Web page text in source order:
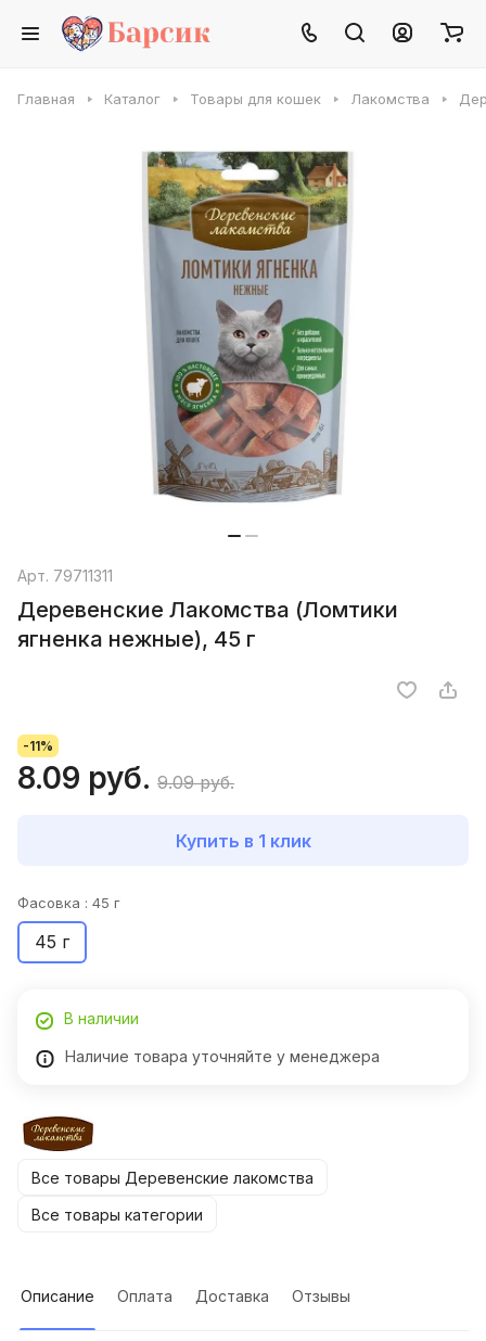
Главная Каталог Товары для кошек Лакомства
Арт. 79711311
Деревенские Лакомства (Ломтики
ягненка нежные), 45 г
-11%
8.09 руб. 9.09 руб.
Купить в 1 клик
Фасовка : 45 г
45 г
В наличии
Наличие товара уточняйте у менеджера
Все товары Деревенские лакомства
Все товары категории
Описание Оплата Доставка Отзывы